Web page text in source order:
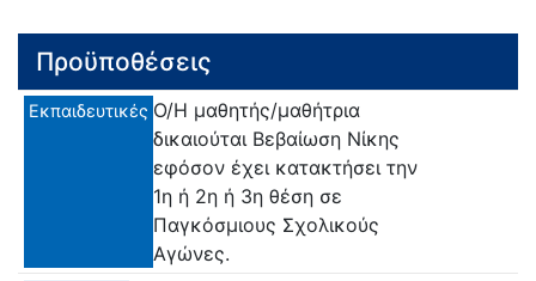
Προϋποθέσεις
Εκπαιδευτικές Ο/Η μαθητής/μαθήτρια
δικαιούται Βεβαίωση Νίκης
εφόσον έχει κατακτήσει την
1η ή 2η ή 3η θέση σε
Παγκόσμιους Σχολικούς
Αγώνες.